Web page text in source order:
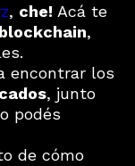
, che! Acá te
blockchain,
encontrar los
, junto
podés
de cómo